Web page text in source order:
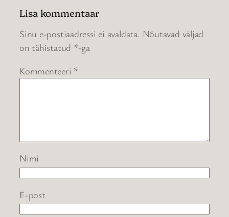
Lisa kommentaar
Sinu e-postiaadressi ei avaldata. Nõutavad väljad
on tähistatud *-ga
Kommenteeri *
Nimi
E-post